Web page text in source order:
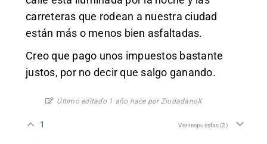
carreteras que rodean a nuestra ciudad
están más o menos bien asfaltadas.
Creo que pago unos impuestos bastante
justos, por no decir que salgo ganando.
Último editado 1 año hace por ZiudadanoX
1 Ver respuestas(2)